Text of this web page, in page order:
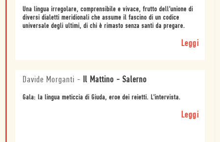
Una lingua irregolare, comprensibile e vivace, frutto dell’unione di
diversi dialetti meridionali che assume il fascino di un codice
universale degli ultimi, di chi è rimasto senza santi da pregare.
Leggi
Davide Morganti - Il Mattino - Salerno
Gala: la lingua meticcia di Giuda, eroe dei reietti. L'intervista.
Leggi